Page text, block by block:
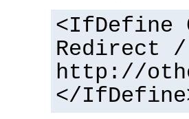
<IfDefine
Redirect /
http://
</